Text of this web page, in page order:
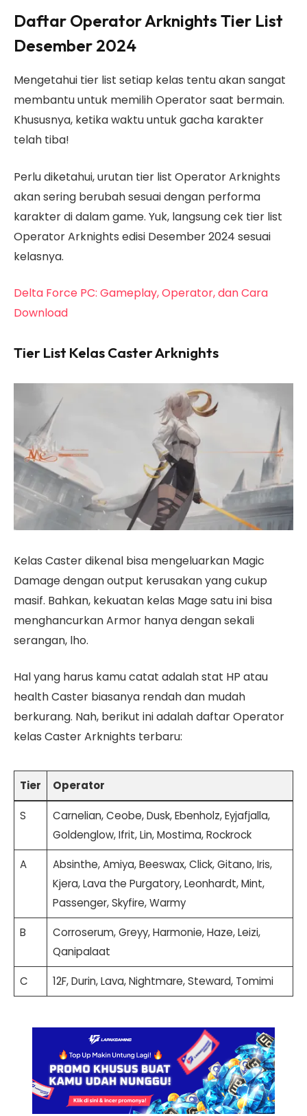
Daftar Operator Arknights Tier List
Desember 2024
Mengetahui tier list setiap kelas tentu akan sangat
membantu untuk memilih Operator saat bermain.
Khususnya, ketika waktu untuk gacha karakter
telah tiba!
Perlu diketahui, urutan tier list Operator Arknights
akan sering berubah sesuai dengan performa
karakter di dalam game. Yuk, langsung cek tier list
Operator Arknights edisi Desember 2024 sesuai
kelasnya.
Delta Force PC: Gameplay, Operator, dan Cara
Download
Tier List Kelas Caster Arknights
Kelas Caster dikenal bisa mengeluarkan Magic
Damage dengan output kerusakan yang cukup
masif. Bahkan, kekuatan kelas Mage satu ini bisa
menghancurkan Armor hanya dengan sekali
serangan, lho.
Hal yang harus kamu catat adalah stat HP atau
health Caster biasanya rendah dan mudah
berkurang. Nah, berikut ini adalah daftar Operator
kelas Caster Arknights terbaru:
Tier Operator
S
Carnelian, Ceobe, Dusk, Ebenholz, Eyjafjalla,
Goldenglow, Ifrit, Lin, Mostima, Rockrock
A
Absinthe, Amiya, Beeswax, Click, Gitano, Iris,
Kjera, Lava the Purgatory, Leonhardt, Mint,
Passenger, Skyfire, Warmy
B
Corroserum, Greyy, Harmonie, Haze, Leizi,
Qanipalaat
C 12F, Durin, Lava, Nightmare, Steward, Tomimi